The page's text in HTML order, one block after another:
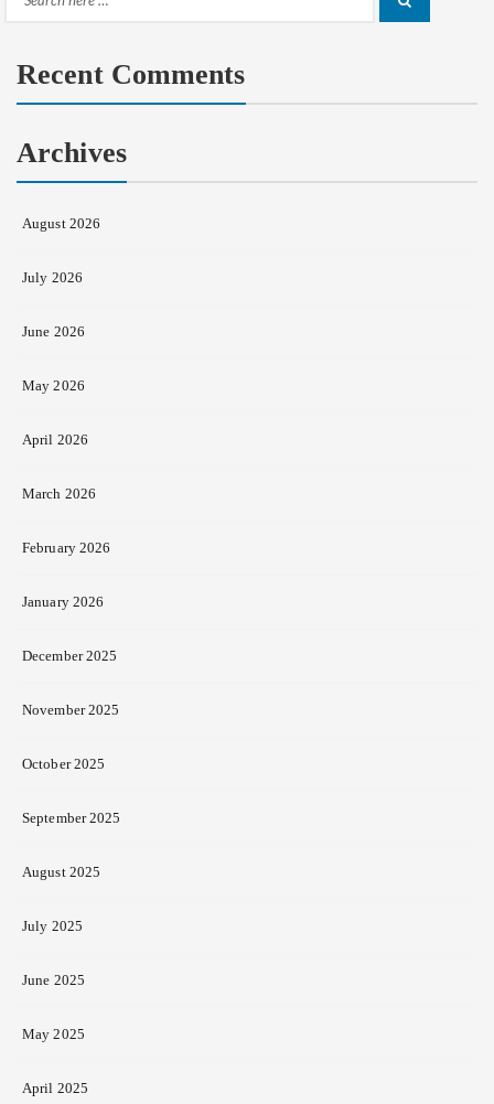
Search
Recent Comments
Archives
August 2026
July 2026
June 2026
May 2026
April 2026
March 2026
February 2026
January 2026
December 2025
November 2025
October 2025
September 2025
August 2025
July 2025
June 2025
May 2025
April 2025